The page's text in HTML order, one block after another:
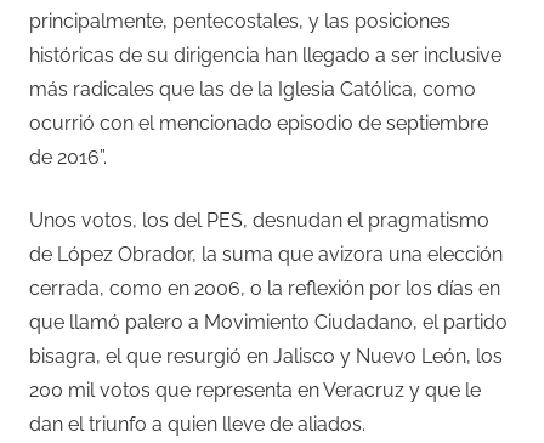
principalmente, pentecostales, y las posiciones
históricas de su dirigencia han llegado a ser inclusive
más radicales que las de la Iglesia Católica, como
ocurrió con el mencionado episodio de septiembre
de 2016”.
Unos votos, los del PES, desnudan el pragmatismo
de López Obrador, la suma que avizora una elección
cerrada, como en 2006, o la reflexión por los días en
que llamó palero a Movimiento Ciudadano, el partido
bisagra, el que resurgió en Jalisco y Nuevo León, los
200 mil votos que representa en Veracruz y que le
dan el triunfo a quien lleve de aliados.